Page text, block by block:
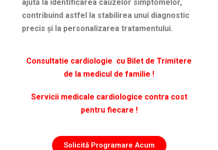
ajută la identificarea cauzelor simptomelor,
contribuind astfel la stabilirea unui diagnostic
precis și la personalizarea tratamentului.
Consultatie cardiologie cu Bilet de Trimitere
de la medicul de familie !
Servicii medicale cardiologice contra cost
pentru fiecare !
Solicită Programare Acum